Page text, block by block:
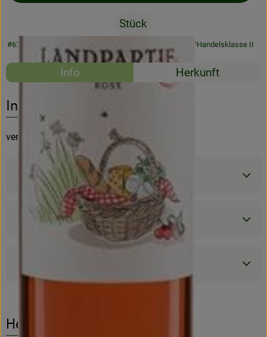
Stück
#67009 Handelsklasse II
Rezepte
Info Herkunft
Entdecke passende Rezepte
Info
verführerisch fruchtige Frische trifft Beeren
Produktinformationen
Zutaten
Herkunft